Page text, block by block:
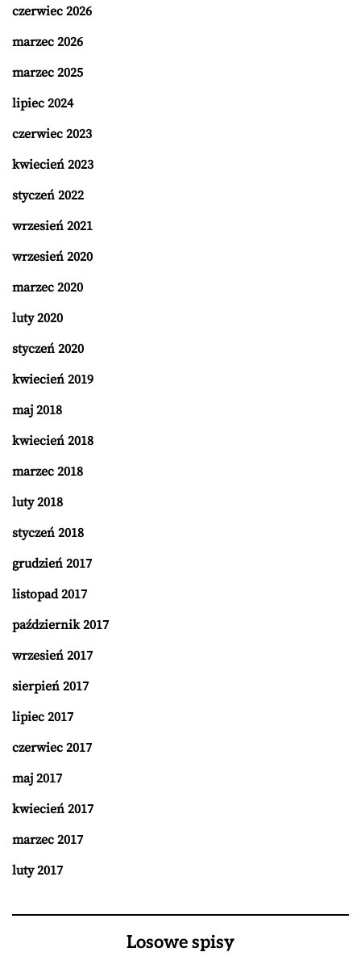
czerwiec 2026
marzec 2026
marzec 2025
lipiec 2024
czerwiec 2023
kwiecień 2023
styczeń 2022
wrzesień 2021
wrzesień 2020
marzec 2020
luty 2020
styczeń 2020
kwiecień 2019
maj 2018
kwiecień 2018
marzec 2018
luty 2018
styczeń 2018
grudzień 2017
listopad 2017
październik 2017
wrzesień 2017
sierpień 2017
lipiec 2017
czerwiec 2017
maj 2017
kwiecień 2017
marzec 2017
luty 2017
Losowe spisy